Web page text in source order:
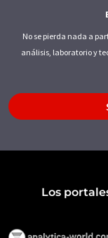
No se pierda nada a
análisis, laboratorio y
Los